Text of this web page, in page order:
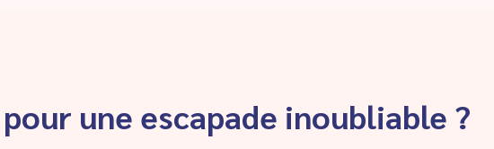
une escapade inoubliable ?